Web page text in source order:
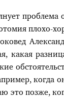
плохо-
какая
когда
это позже,